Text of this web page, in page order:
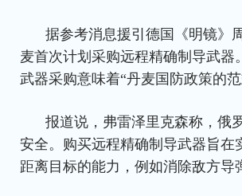
据参考消息援引德国《明镜》
麦首次计划采购远程精确制导武器
武器采购意味着“丹麦国防政策的范
报道说，弗雷泽里克森称，俄
安全。购买远程精确制导武器旨在
距离目标的能力，例如消除敌方导